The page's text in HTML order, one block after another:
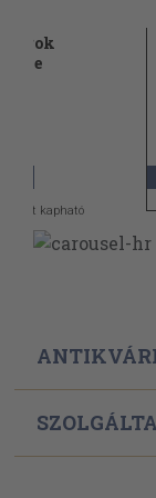
pont kapható